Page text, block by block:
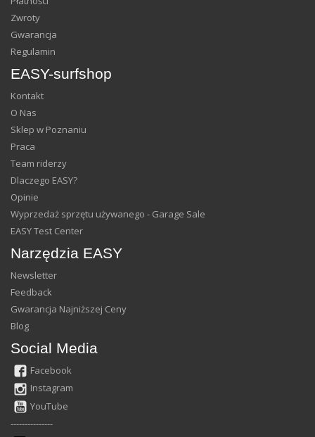
Zwroty
Gwarancja
Regulamin
EASY-surfshop
Kontakt
O Nas
Sklep w Poznaniu
Praca
Team riderzy
Dlaczego EASY?
Opinie
Wyprzedaż sprzętu używanego - Garage Sale
EASY Test Center
Narzędzia EASY
Newsletter
Feedback
Gwarancja Najniższej Ceny
Blog
Social Media
Facebook
Instagram
YouTube
---------------